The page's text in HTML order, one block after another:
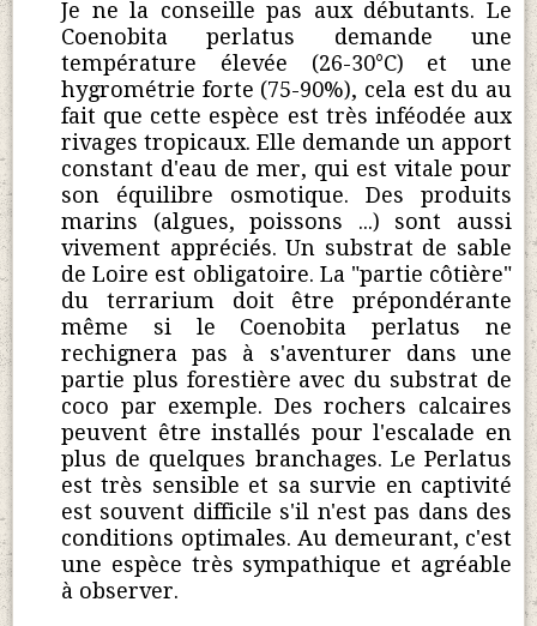
Je ne la conseille pas aux débutants. Le
Coenobita perlatus demande une
température élevée (26-30°C) et une
hygrométrie forte (75-90%), cela est du au
fait que cette espèce est très inféodée aux
rivages tropicaux. Elle demande un apport
constant d'eau de mer, qui est vitale pour
son équilibre osmotique. Des produits
marins (algues, poissons ...) sont aussi
vivement appréciés. Un substrat de sable
de Loire est obligatoire. La "partie côtière"
du terrarium doit être prépondérante
même si le Coenobita perlatus ne
rechignera pas à s'aventurer dans une
partie plus forestière avec du substrat de
coco par exemple. Des rochers calcaires
peuvent être installés pour l'escalade en
plus de quelques branchages. Le Perlatus
est très sensible et sa survie en captivité
est souvent difficile s'il n'est pas dans des
conditions optimales. Au demeurant, c'est
une espèce très sympathique et agréable
à observer.